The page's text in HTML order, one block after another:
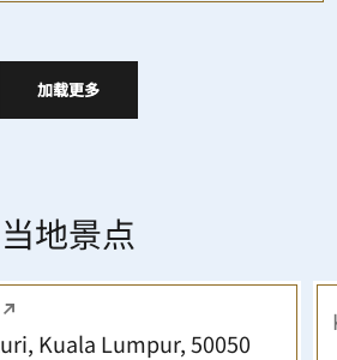
加载更多
当地景点
Kuala Lumpur, 50050